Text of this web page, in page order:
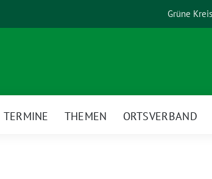
Grüne
TERMINE THEMEN ORTSVERBAND